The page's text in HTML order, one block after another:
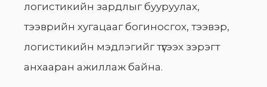
логистикийн зардлыг бууруулах,
тээврийн хугацааг богиносгох, тээвэр,
логистикийн мэдлэгийг түгээх зэрэгт
анхааран ажиллаж байна.